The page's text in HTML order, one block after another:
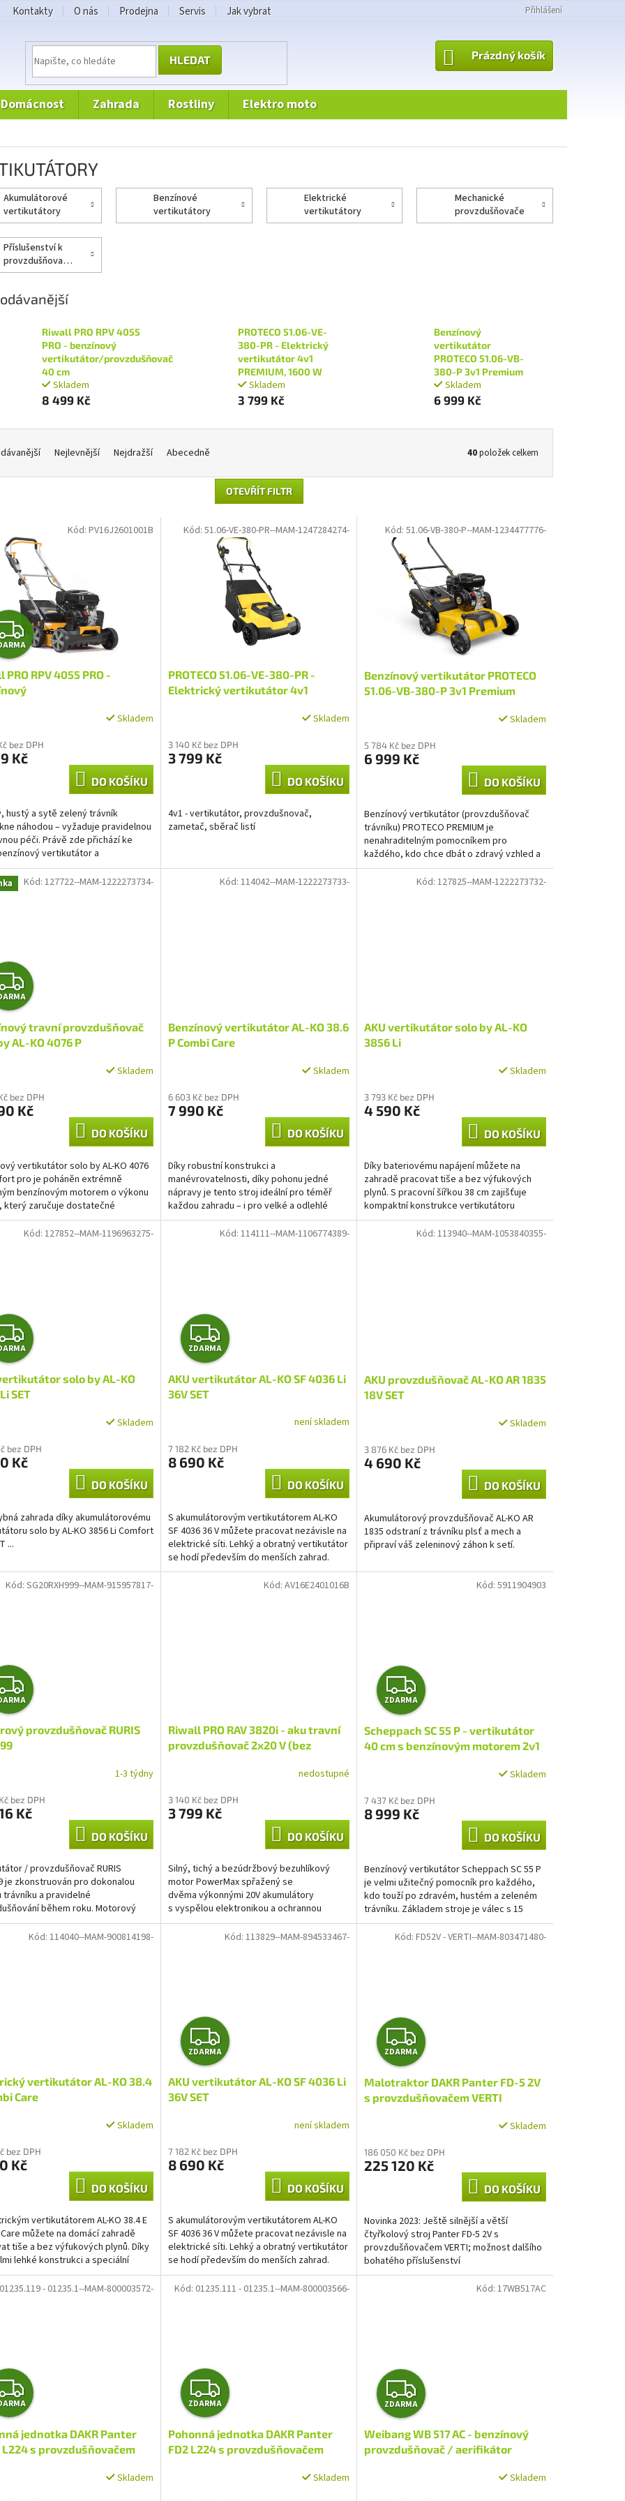
Kontakty O nás Prodejna Servis Jak vybrat Přihlášení
HLEDAT
NÁKUPNÍ
KOŠÍK
Prázdný košík
domácnost zahrada rostliny elektro moto
akumulátorové
vertikutátory
benzínové
vertikutátory
elektrické
vertikutátory
mechanické
provzdušňovače
příslušenství k
provzdušňovačům
Riwall PRO RPV 4055
PRO - benzínový
vertikutátor/provzdušňovač
40 cm
Skladem
8 499 Kč
PROTECO 51.06-VE-
380-PR - Elektrický
vertikutátor 4v1
PREMIUM, 1600 W
Skladem
3 799 Kč
Benzínový
vertikutátor
PROTECO 51.06-VB-
380-P 3v1 Premium
Skladem
6 999 Kč
Nejlevnější Nejdražší Abecedně 40položek celkem
OTEVŘÍT FILTR
Z
D
A
M
PRO RPV 4055 PRO -
Skladem
bez DPH
Kč
DO KOŠÍKU
hustý a sytě zelený trávník
náhodou – vyžaduje pravidelnou
péči. Právě zde přichází ke
vertikutátor a
RPV 4055 PRO,...
Kód: PV16J2601001B
PROTECO 51.06-VE-380-PR -
Elektrický vertikutátor 4v1
Skladem
3 140 Kč bez DPH
3 799 Kč
DO KOŠÍKU
4v1 - vertikutátor, provzdušnovač,
zametač, sběrač listí
Kód: 51.06-VE-380-PR--MAM-1247284274-
Benzínový vertikutátor PROTECO
51.06-VB-380-P 3v1 Premium
Skladem
5 784 Kč bez DPH
6 999 Kč
DO KOŠÍKU
Benzínový vertikutátor (provzdušňovač
trávníku) PROTECO PREMIUM je
nenahraditelným pomocníkem pro
každého, kdo chce dbát o zdravý vzhled a
kvalitu svého trávníku. Jeho hlavní...
Kód: 51.06-VB-380-P--MAM-1234477776-
Z
D
A
M
travní provzdušňovač
AL-KO 4076 P
Skladem
bez DPH
Kč
DO KOŠÍKU
vertikutátor solo by AL-KO 4076
pro je poháněn extrémně
benzínovým motorem o výkonu
který zaručuje dostatečné
rezervy. Tento motor...
Kód: 127722--MAM-1222273734-
Benzínový vertikutátor AL-KO 38.6
P Combi Care
Skladem
6 603 Kč bez DPH
7 990 Kč
DO KOŠÍKU
Díky robustní konstrukci a
manévrovatelnosti, díky pohonu jedné
nápravy je tento stroj ideální pro téměř
každou zahradu – i pro velké a odlehlé
oblasti, kde není dostatečně...
Kód: 114042--MAM-1222273733-
AKU vertikutátor solo by AL-KO
3856 Li
Skladem
3 793 Kč bez DPH
4 590 Kč
DO KOŠÍKU
Díky bateriovému napájení můžete na
zahradě pracovat tiše a bez výfukových
plynů. S pracovní šířkou 38 cm zajišťuje
kompaktní konstrukce vertikutátoru
pohodlný provoz a...
Kód: 127825--MAM-1222273732-
Z
D
A
M
solo by AL-KO
SET
Skladem
bez DPH
Kč
DO KOŠÍKU
zahrada díky akumulátorovému
solo by AL-KO 3856 Li Comfort
...
Kód: 127852--MAM-1196963275-
Z
D
A
M
ZDARMA
AKU vertikutátor AL-KO SF 4036 Li
36V SET
není skladem
7 182 Kč bez DPH
8 690 Kč
DO KOŠÍKU
S akumulátorovým vertikutátorem AL-KO
SF 4036 36 V můžete pracovat nezávisle na
elektrické síti. Lehký a obratný vertikutátor
se hodí především do menších zahrad.
Držadlo lze...
Kód: 114111--MAM-1106774389-
AKU provzdušňovač AL-KO AR 1835
18V SET
Skladem
3 876 Kč bez DPH
4 690 Kč
DO KOŠÍKU
Akumulátorový provzdušňovač AL-KO AR
1835 odstraní z trávníku plsť a mech a
připraví váš zeleninový záhon k setí.
Kód: 113940--MAM-1053840355-
Z
D
A
M
provzdušňovač RURIS
1-3 týdny
bez DPH
Kč
DO KOŠÍKU
/ provzdušňovač RURIS
je zkonstruován pro dokonalou
trávníku a pravidelné
během roku. Motorový
/ provzdušňovač RURIS...
Kód: SG20RXH999--MAM-915957817-
Riwall PRO RAV 3820i - aku travní
provzdušňovač 2x20 V (bez
nedostupné
3 140 Kč bez DPH
3 799 Kč
DO KOŠÍKU
Silný, tichý a bezúdržbový bezuhlíkový
motor PowerMax spřažený se
dvěma výkonnými 20V akumulátory
s vyspělou elektronikou a ochrannou
jednotlivých článků při...
Kód: AV16E2401016B
Z
D
A
M
ZDARMA
Scheppach SC 55 P - vertikutátor
40 cm s benzínovým motorem 2v1
Skladem
7 437 Kč bez DPH
8 999 Kč
DO KOŠÍKU
Benzínový vertikutátor Scheppach SC 55 P
je velmi užitečný pomocník pro každého,
kdo touží po zdravém, hustém a zeleném
trávníku. Základem stroje je válec s 15
rotujícími noži z...
Kód: 5911904903
vertikutátor AL-KO 38.4
Care
Skladem
bez DPH
Kč
DO KOŠÍKU
vertikutátorem AL-KO 38.4 E
můžete na domácí zahradě
tiše a bez výfukových plynů. Díky
lehké konstrukci a speciální
je...
Kód: 114040--MAM-900814198-
Z
D
A
M
ZDARMA
AKU vertikutátor AL-KO SF 4036 Li
36V SET
není skladem
7 182 Kč bez DPH
8 690 Kč
DO KOŠÍKU
S akumulátorovým vertikutátorem AL-KO
SF 4036 36 V můžete pracovat nezávisle na
elektrické síti. Lehký a obratný vertikutátor
se hodí především do menších zahrad.
Držadlo lze...
Kód: 113829--MAM-894533467-
Z
D
A
M
ZDARMA
Malotraktor DAKR Panter FD-5 2V
s provzdušňovačem VERTI
Skladem
186 050 Kč bez DPH
225 120 Kč
DO KOŠÍKU
Novinka 2023: Ještě silnější a větší
čtyřkolový stroj Panter FD-5 2V s
provzdušňovačem VERTI; možnost dalšího
bohatého příslušenství
Kód: FD52V - VERTI--MAM-803471480-
Z
D
A
jednotka DAKR Panter
L224 s provzdušňovačem
Skladem
01235.119 - 01235.1--MAM-800003572-
Z
D
A
ZDARMA
Pohonná jednotka DAKR Panter
FD2 L224 s provzdušňovačem
Skladem
Kód: 01235.111 - 01235.1--MAM-800003566-
Z
D
A
ZDARMA
Weibang WB 517 AC - benzínový
provzdušňovač / aerifikátor
Skladem
Kód: 17WB517AC